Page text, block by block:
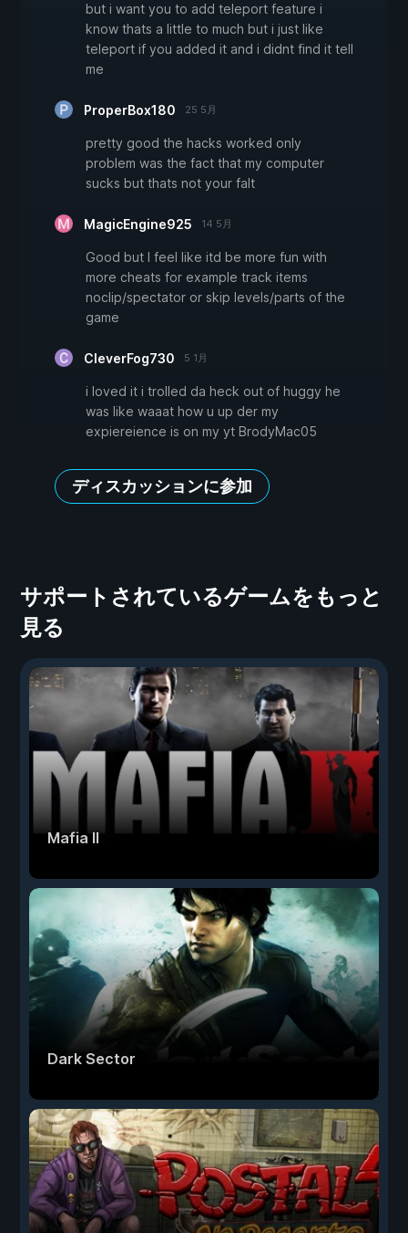
but i want you to add teleport feature i
know thats a little to much but i just like
teleport if you added it and i didnt find it tell
me
ProperBox180 25 5月
pretty good the hacks worked only
problem was the fact that my computer
sucks but thats not your falt
MagicEngine925 14 5月
Good but I feel like itd be more fun with
more cheats for example track items
noclip/spectator or skip levels/parts of the
game
CleverFog730 5 1月
i loved it i trolled da heck out of huggy he
was like waaat how u up der my
expiereience is on my yt BrodyMac05
ディスカッションに参加
サポートされているゲームをもっと
見る
Mafia II
Dark Sector